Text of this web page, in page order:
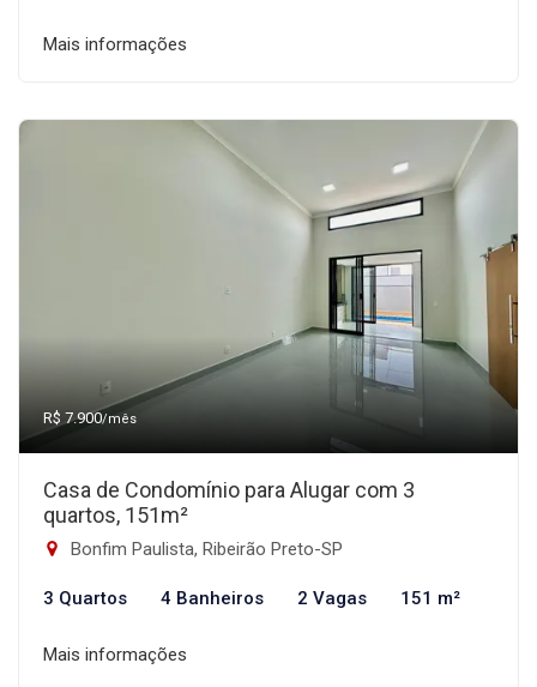
Mais informações
R$ 7.900/mês
Casa de Condomínio para Alugar com 3
quartos, 151m²
Bonfim Paulista, Ribeirão Preto-SP
3 Quartos 4 Banheiros 2 Vagas 151 m²
Mais informações